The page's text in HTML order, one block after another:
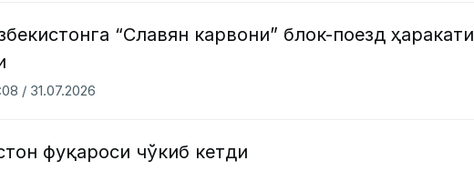
“Славян карвони” блок-поезд ҳаракати
/ 31.07.2026
фуқароси чўкиб кетди